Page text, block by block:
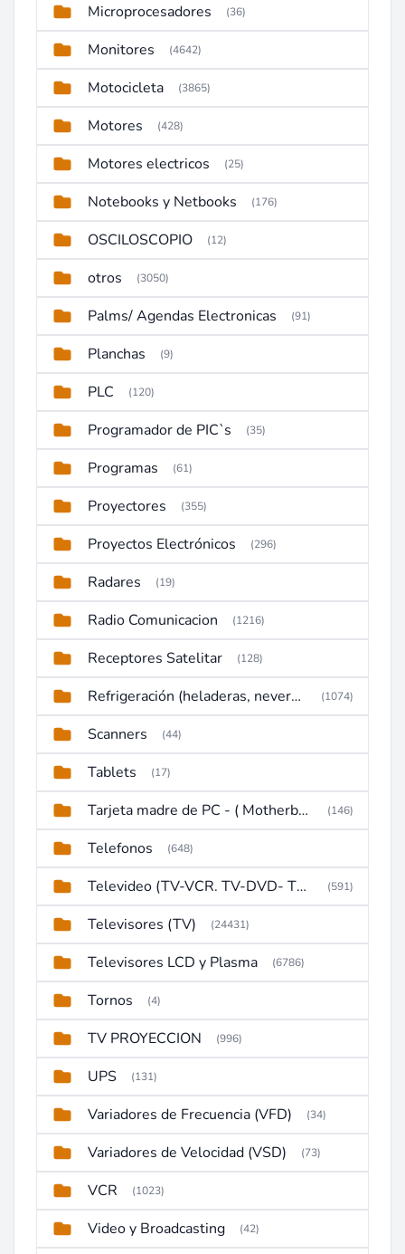
Microprocesadores (36)
Monitores (4642)
Motocicleta (3865)
Motores (428)
Motores electricos (25)
Notebooks y Netbooks (176)
OSCILOSCOPIO (12)
otros (3050)
Palms/ Agendas Electronicas (91)
Planchas (9)
PLC (120)
Programador de PIC`s (35)
Programas (61)
Proyectores (355)
Proyectos Electrónicos (296)
Radares (19)
Radio Comunicacion (1216)
Receptores Satelitar (128)
Refrigeración (heladeras, neveras, congeladores) (1074)
Scanners (44)
Tablets (17)
Tarjeta madre de PC - ( Motherboard ) (146)
Telefonos (648)
Televideo (TV-VCR. TV-DVD- TV-DVD-VCR) (591)
Televisores (TV) (24431)
Televisores LCD y Plasma (6786)
Tornos (4)
TV PROYECCION (996)
UPS (131)
Variadores de Frecuencia (VFD) (34)
Variadores de Velocidad (VSD) (73)
VCR (1023)
Video y Broadcasting (42)